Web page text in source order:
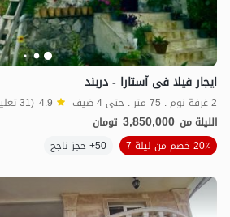
ایجار فیلا فی آستارا - دربند
2 غرفة نوم . 75 متر . حتى 4 ضيف 4.9 (31 تعليق)
الليلة من 3,850,000 تومان
20٪ خصم من ليلة 7
50+ حجز ناجح